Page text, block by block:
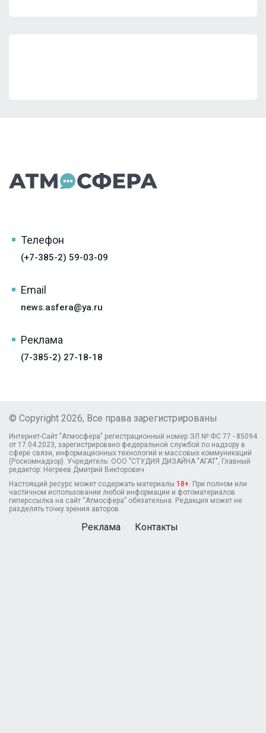
Телефон
(+7-385-2) 59-03-09
Email
news.asfera@ya.ru
Реклама
(7-385-2) 27-18-18
© Copyright 2026, Все права зарегистрированы
Интернет-Сайт "Атмосфера" регистрационный номер ЭЛ № ФС 77 - 85094
от 17.04.2023, зарегистрировано федеральной службой по надзору в
сфере связи, информационных технологий и массовых коммуникаций
(Роскомнадзор). Учредитель: ООО "СТУДИЯ ДИЗАЙНА "АГАТ", Главный
редактор: Негреев Дмитрий Викторович
Настоящий ресурс может содержать материалы 18+ . При полном или
частичном использовании любой информации и фотоматериалов
гиперссылка на сайт “Атмосфера” обязательна. Редакция может не
разделять точку зрения авторов.
Реклама Контакты